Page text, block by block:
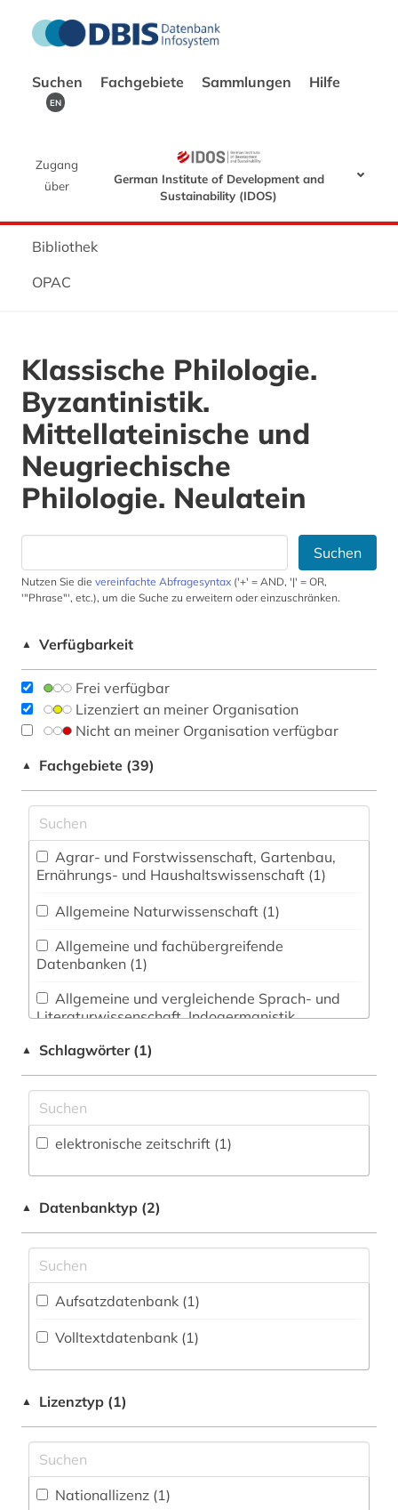
Suchen Fachgebiete Sammlungen Hilfe
EN
Zugang
über
German Institute of Development and
Sustainability (IDOS)
Bibliothek
OPAC
Klassische Philologie.
Byzantinistik.
Mittellateinische und
Neugriechische
Philologie. Neulatein
Suchen
Nutzen Sie die vereinfachte Abfragesyntax ('+' = AND, '|' = OR,
'"Phrase"', etc.), um die Suche zu erweitern oder einzuschränken.
▲ Verfügbarkeit
Frei verfügbar
Lizenziert an meiner Organisation
Nicht an meiner Organisation verfügbar
▲ Fachgebiete (39)
Ernährungs- und Haushaltswissenschaft (1)
Allgemeine Naturwissenschaft (1)
Datenbanken (1)
Literaturwissenschaft. Indogermanistik.
Anglistik. Amerikanistik (1)
Buch- und Bibliothekswesen,
Informationswissenschaft (1)
Chemie und Pharmazie (1)
(1)
Energietechnik (1)
Geographie (1)
▲ Schlagwörter (1)
elektronische zeitschrift (1)
▲ Datenbanktyp (2)
Aufsatzdatenbank (1)
Volltextdatenbank (1)
▲ Lizenztyp (1)
Nationallizenz (1)